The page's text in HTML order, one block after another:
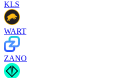
KLS
WART
ZANO